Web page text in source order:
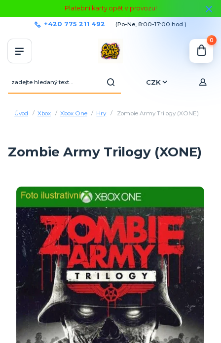
Platební karty opět v provozu!
CZK
+420 775 211 492 (Po-Ne, 8:00-17:00 hod.)
0
Úvod Xbox Xbox One Hry Zombie Army Trilogy (XONE)
Zombie Army Trilogy (XONE)